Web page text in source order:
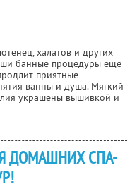
халатов и других
банные процедуры еще
приятные
ванны и душа. Мягкий
украшены вышивкой и
ДОМАШНИХ СПА-